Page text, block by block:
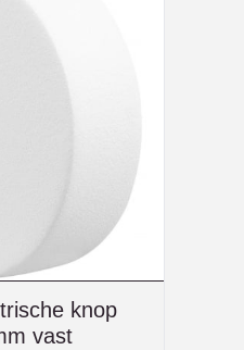
knop
vast